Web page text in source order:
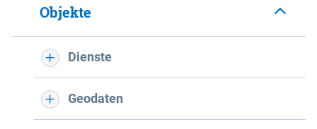
Objekte
Dienste
Geodaten